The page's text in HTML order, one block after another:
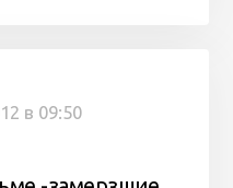
в 09:50